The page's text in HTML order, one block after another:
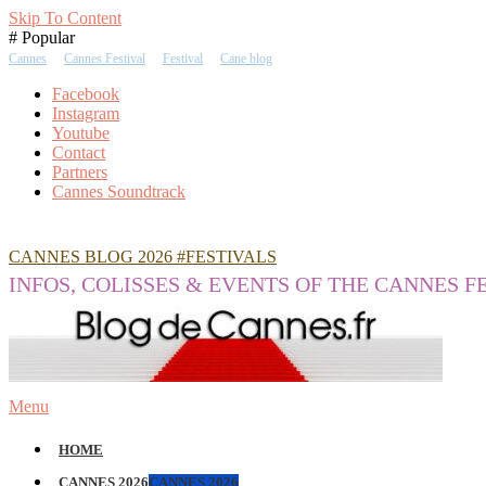
Skip To Content
# Popular
Cannes Cannes Festival Festival Cane blog
Facebook
Instagram
Youtube
Contact
Partners
Cannes Soundtrack
CANNES BLOG 2026 #FESTIVALS
INFOS, COLISSES & EVENTS OF THE CANNES
Menu
HOME
CANNES 2026CANNES 2026